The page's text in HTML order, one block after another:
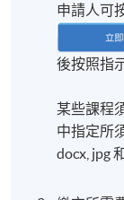
申請人可
後按照指
某些課程
中指定所
docx, jpg